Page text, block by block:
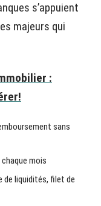
s’appuient
majeurs qui
:
sans
mois
de liquidités, filet de